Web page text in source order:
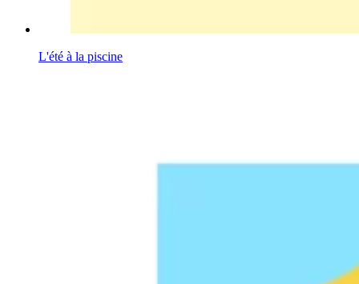
L'été à la piscine